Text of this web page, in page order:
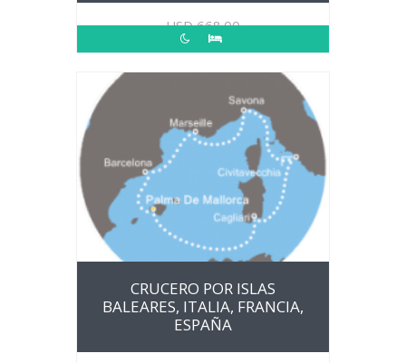
USD668.00
CRUCERO POR ISLAS
BALEARES, ITALIA, FRANCIA,
ESPAÑA